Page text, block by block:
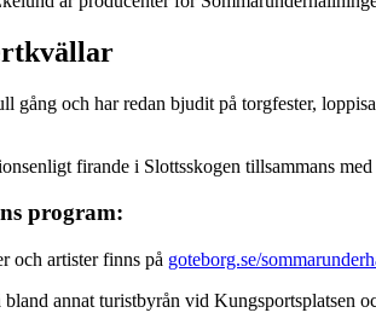
gång och har redan bjudit på torgfester,
firande i Slottsskogen tillsammans
program:
och artister finns på goteborg.se/
annat turistbyrån vid Kungsportsplatsen